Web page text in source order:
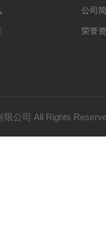
公司
荣誉
限公司 All Rights